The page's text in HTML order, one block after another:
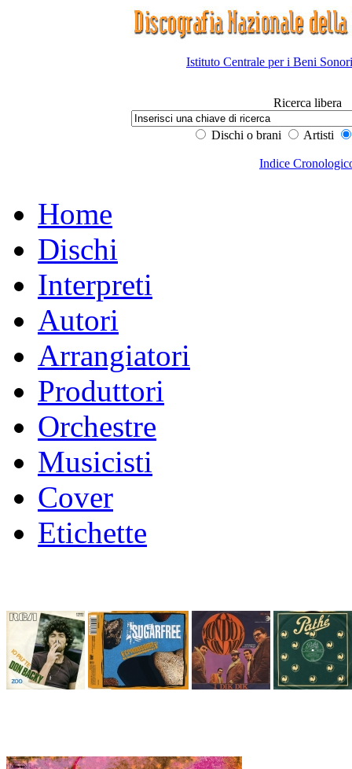
Istituto Centrale per i Beni
Ricerca libera
Dischi o brani Artisti
Indice
Home
Dischi
Interpreti
Autori
Arrangiatori
Produttori
Orchestre
Musicisti
Cover
Etichette